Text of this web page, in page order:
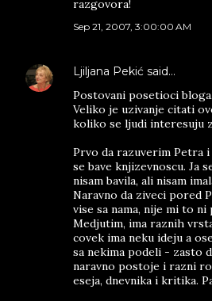
razgovora!
Sep 21, 2007, 3:00:00 AM
Ljiljana Pekić said…
Postovani posetioci bloga,
Veliko je uzivanje citati
koliko se ljudi interesuju
Prvo da razuverim Petra
se bave knjizevnoscu. Ja
nisam bavila, ali nisam
Naravno da ziveci pored
vise sa nama, nije mi to ni
Medjutim, ima raznih
covek ima neku ideju a
sa nekima podeli - zasto
naravno postoje i razni
eseja, dnevnika i kritika.